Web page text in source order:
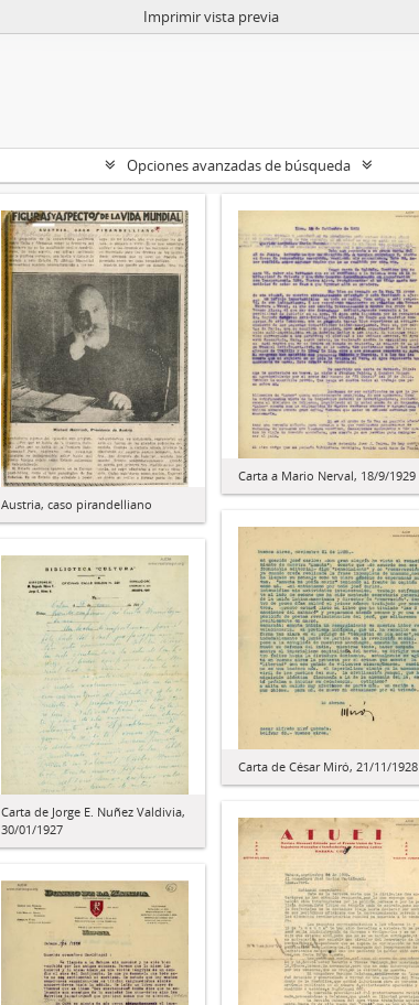
Imprimir vista previa
Opciones avanzadas de búsqueda
Austria, caso pirandelliano
Carta a Mario Nerval, 18/9/1929
Carta de César Miró, 21/11/1928
Carta de Jorge E. Nuñez Valdivia,
30/01/1927